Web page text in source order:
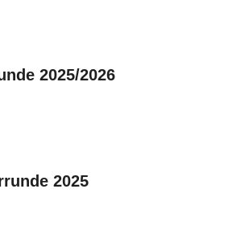
2025/2026
2025